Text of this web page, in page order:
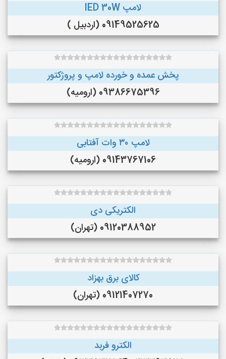
لامپ lED 30W
09149525625 (اردبیل )
پخش عمده و خورده لامپ و پروژکتور
09386675396 (ارومیه)
لامپ ۳۰ وات آفتابی
09143767106 (ارومیه)
الکتریکی دی
09120388952 (تهران)
کالای برق بهزاد
09121407270 (تهران)
الکترو فربد